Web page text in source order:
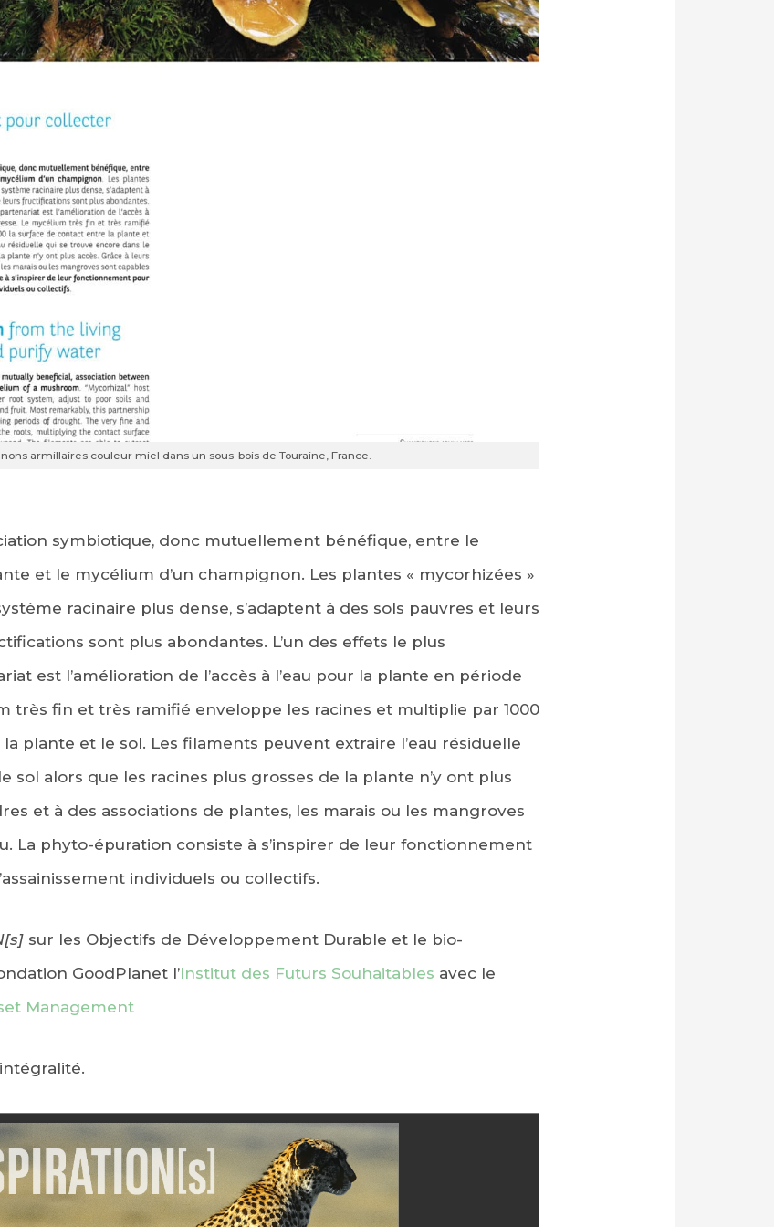
armillaires couleur miel dans un sous-bois de Touraine, France.
symbiotique, donc mutuellement bénéfique, entre le
et le mycélium d’un champignon. Les plantes « mycorhizées »
racinaire plus dense, s’adaptent à des sols pauvres et leurs
sont plus abondantes. L’un des effets le plus
est l’amélioration de l’accès à l’eau pour la plante en période
très fin et très ramifié enveloppe les racines et multiplie par 1000
plante et le sol. Les filaments peuvent extraire l’eau résiduelle
sol alors que les racines plus grosses de la plante n’y ont plus
et à des associations de plantes, les marais ou les mangroves
La phyto-épuration consiste à s’inspirer de leur fonctionnement
individuels ou collectifs.
sur les Objectifs de Développement Durable et le bio-
GoodPlanet l’Institut des Futurs Souhaitables avec le
Management